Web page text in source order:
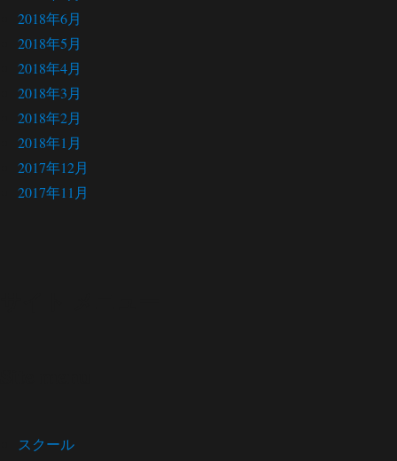
2018年6月
2018年5月
2018年4月
2018年3月
2018年2月
2018年1月
2017年12月
2017年11月
スクール